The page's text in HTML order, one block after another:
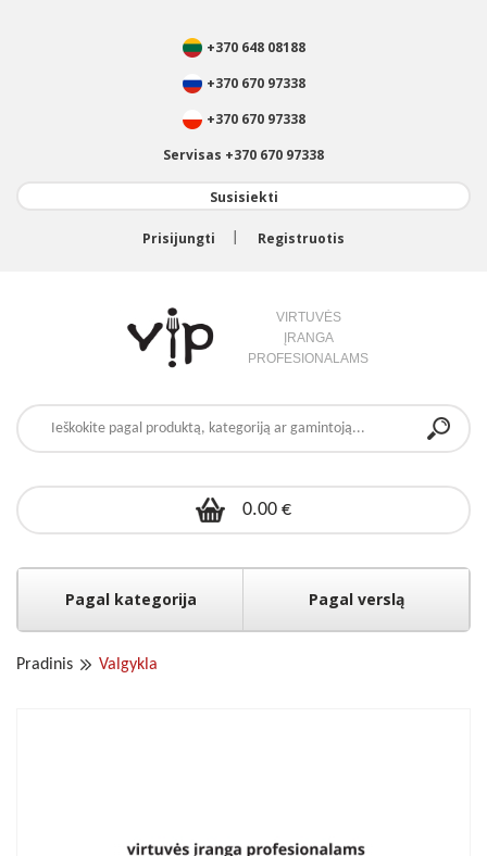
+370 648 08188
+370 670 97338
+370 670 97338
Servisas +370 670 97338
Susisiekti
Prisijungti Registruotis
VIRTUVĖS
ĮRANGA
PROFESIONALAMS
0.00 €
Pagal kategorija Pagal verslą
Pradinis Valgykla